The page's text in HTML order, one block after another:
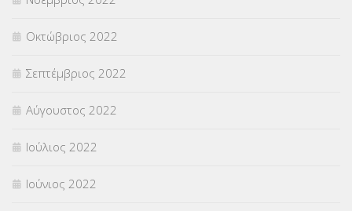
Οκτώβριος 2022
Σεπτέμβριος 2022
Αύγουστος 2022
Ιούλιος 2022
Ιούνιος 2022